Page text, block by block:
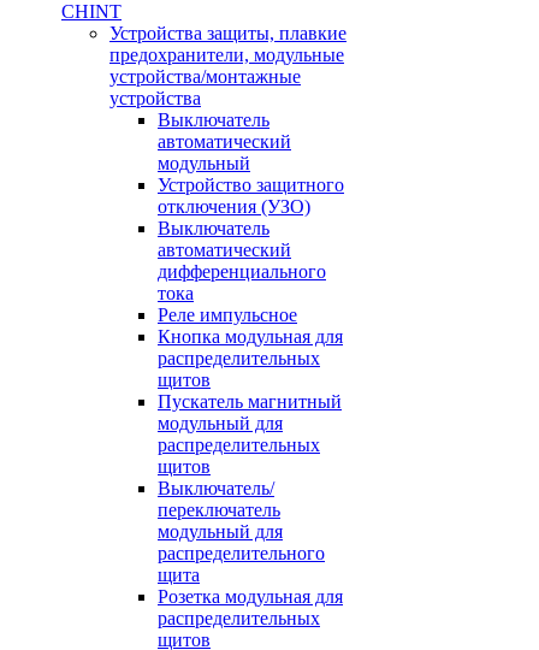
CHINT
Устройства защиты, плавкие
предохранители, модульные
устройства/монтажные
устройства
Выключатель
автоматический
модульный
Устройство защитного
отключения (УЗО)
Выключатель
автоматический
дифференциального
тока
Реле импульсное
Кнопка модульная для
распределительных
щитов
Пускатель магнитный
модульный для
распределительных
щитов
Выключатель/
переключатель
модульный для
распределительного
щита
Розетка модульная для
распределительных
щитов